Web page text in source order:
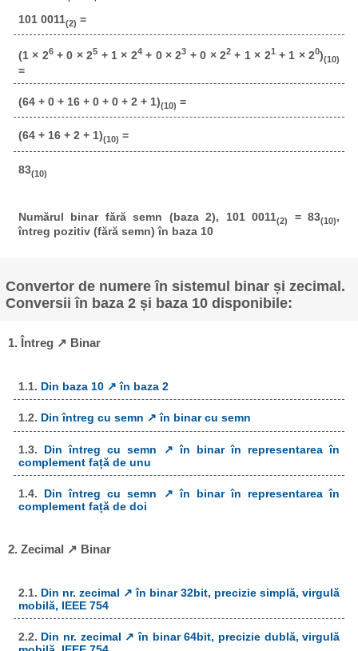
101 0011(2) =
(1 × 26+ 0 × 25 + 1 × 24+ 0 × 23 + 0 × 22 + 1 × 21+ 1 × 20)(10)
=
(64 + 0 + 16 + 0 + 0 + 2 + 1)(10) =
(64 + 16 + 2 + 1)(10) =
83(10)
Numărul binar fără semn (baza 2), 101 0011(2) = 83(10),
întreg pozitiv (fără semn) în baza 10
Convertor de numere în sistemul binar și zecimal.
Conversii în baza 2 și baza 10 disponibile:
1. Întreg ↗ Binar
1.1. Din baza 10 ↗ în baza 2
1.2. Din întreg cu semn ↗ în binar cu semn
1.3. Din întreg cu semn ↗ în binar în representarea în
complement față de unu
1.4. Din întreg cu semn ↗ în binar în representarea în
complement față de doi
2. Zecimal ↗ Binar
2.1. Din nr. zecimal ↗ în binar 32bit, precizie simplă, virgulă
mobilă, IEEE 754
2.2. Din nr. zecimal ↗ în binar 64bit, precizie dublă, virgulă